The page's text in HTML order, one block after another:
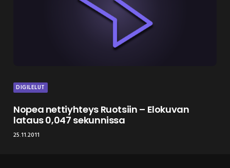
DIGILELUT
Nopea nettiyhteys Ruotsiin – Elokuvan
lataus 0,047 sekunnissa
25.11.2011